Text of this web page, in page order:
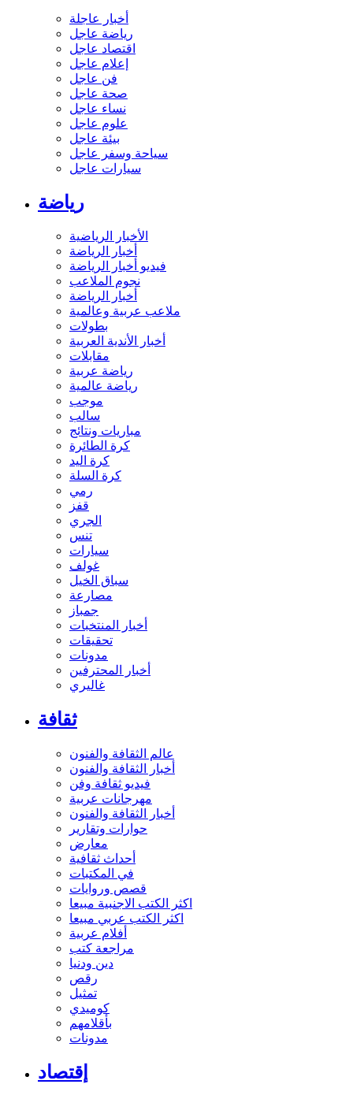
أخبار عاجلة
رياضة عاجل
اقتصاد عاجل
إعلام عاجل
فن عاجل
صحة عاجل
نساء عاجل
علوم عاجل
بيئة عاجل
سياحة وسفر عاجل
سيارات عاجل
رياضة
الأخبار الرياضية
أخبار الرياضة
فيديو أخبار الرياضة
نجوم الملاعب
أخبار الرياضة
ملاعب عربية وعالمية
بطولات
أخبار الأندية العربية
مقابلات
رياضة عربية
رياضة عالمية
موجب
سالب
مباريات ونتائج
كرة الطائرة
كرة اليد
كرة السلة
رمي
قفز
الجري
تنس
سيارات
غولف
سباق الخيل
مصارعة
جمباز
أخبار المنتخبات
تحقيقات
مدونات
أخبار المحترفين
غاليري
ثقافة
عالم الثقافة والفنون
أخبار الثقافة والفنون
فيديو ثقافة وفن
مهرجانات عربية
أخبار الثقافة والفنون
حوارات وتقارير
معارض
أحداث ثقافية
في المكتبات
قصص وروايات
اكثر الكتب الاجنبية مبيعا
اكثر الكتب عربي مبيعا
أفلام عربية
مراجعة كتب
دين ودنيا
رقص
تمثيل
كوميدي
بأقلامهم
مدونات
إقتصاد